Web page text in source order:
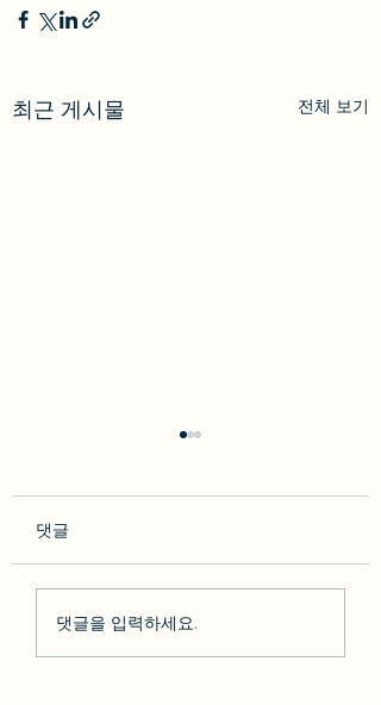
최근 게시물 전체 보기
so********* 2023-02-10
댓글
댓글을 입력하세요.